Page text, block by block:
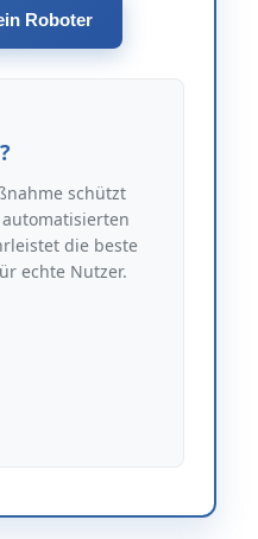
Roboter
schützt
die beste
echte Nutzer.